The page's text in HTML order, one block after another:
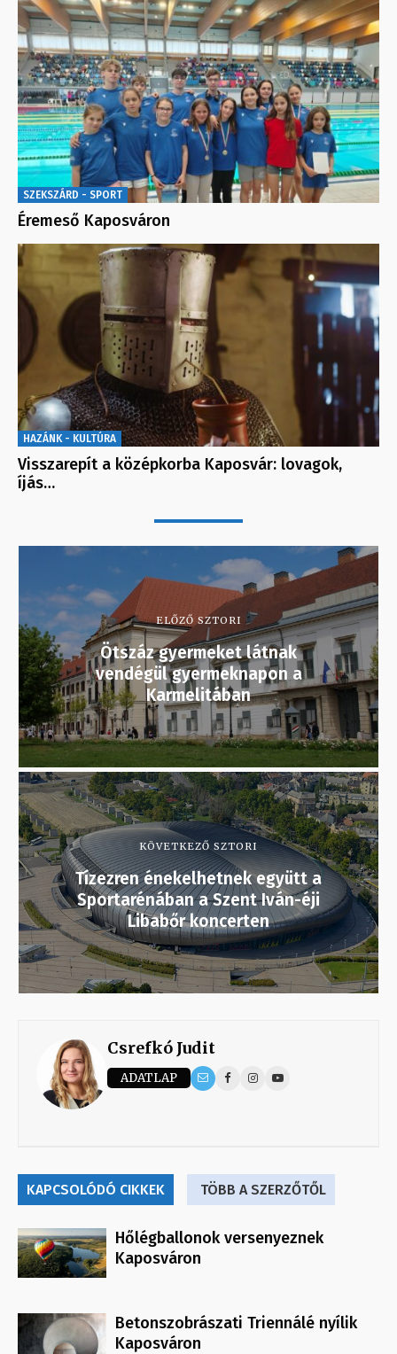
SZEKSZÁRD - SPORT
Éremeső Kaposváron
HAZÁNK - KULTÚRA
Visszarepít a középkorba Kaposvár: lovagok,
íjás…
ELŐZŐ SZTORI
Ötszáz gyermeket látnak
vendégül gyermeknapon a
Karmelitában
KÖVETKEZŐ SZTORI
Tízezren énekelhetnek együtt a
Sportarénában a Szent Iván-éji
Libabőr koncerten
Csrefkó Judit
ADATLAP
KAPCSOLÓDÓ CIKKEK TÖBB A SZERZŐTŐL
Hőlégballonok versenyeznek
Kaposváron
Betonszobrászati Triennálé nyílik
Kaposváron